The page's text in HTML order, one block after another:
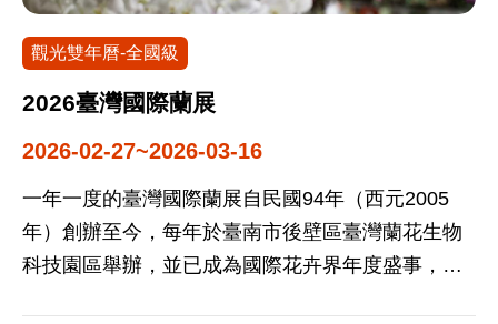
觀光雙年曆-全國級
2026臺灣國際蘭展
2026-02-27~2026-03-16
一年一度的臺灣國際蘭展自民國94年（西元2005
年）創辦至今，每年於臺南市後壁區臺灣蘭花生物
科技園區舉辦，並已成為國際花卉界年度盛事，地